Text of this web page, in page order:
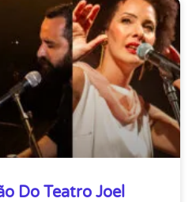
Do Teatro Joel